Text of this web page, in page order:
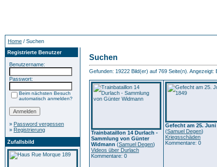
Home / Suchen
Registrierte Benutzer
Benutzername:
Passwort:
Beim nächsten Besuch
automatisch anmelden?
» Password vergessen
» Registrierung
Zufallsbild
Suchen
Gefunden: 19222 Bild(er) auf 769 Seite(n). Angezeigt:
Trainbataillon 14 Durlach -
Sammlung von Günter
Widmann (Samuel Degen)
Videos über Durlach
Kommentare: 0
Gefecht am 25. Juni
(Samuel Degen)
Kriegsschäden
Kommentare: 0